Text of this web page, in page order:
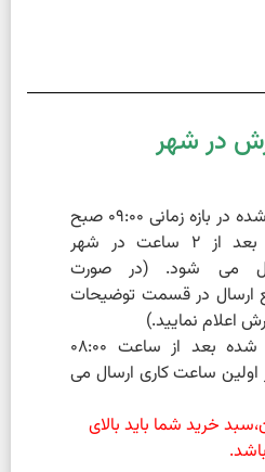
در شهر
سفارشات ثبت شده در بازه زمانی 09:00 صبح
الی 9:00 شب بعد از 2 ساعت در شهر
می شود. (در صورت
ارسال در قسمت توضیحات
اعلام نمایید.)
سفارشات ثبت شده بعد از ساعت 08:00
ساعت کاری ارسال می
خرید شما باید بالای